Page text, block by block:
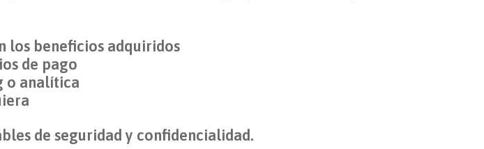
los beneficios adquiridos
de pago
o analítica
de seguridad y confidencialidad.